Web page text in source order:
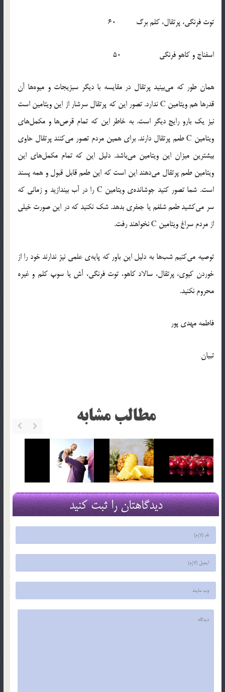
توت فرنگی، پرتقال، کلم برگ 60
اسفناج و کاهو فرنگی 50
همان طور که می‌بینید پرتقال در مقایسه با دیگر سبزیجات و میوه‌ها آن
قدرها هم ویتامین C ندارد. تصور این که پرتقال سرشار از این ویتامین است
نیز یک بارو رایج دیگر است. به خاطر این که تمام قرص‌ها و مکمل‌های
ویتامین C طعم پرتقال دارند. برای همین مردم تصور می‌کنند پرتقال حاوی
بیشترین میزان این ویتامین می‌باشد. دلیل این که تمام مکمل‌های این
ویتامین طعم پرتقال می‌دهند این است که این طعم قابل قبول و همه پسند
است. شما تصور کنید جوشانده‌ی ویتامین C را در آب بیندازید و زمانی که
سر می‌کشید طعم شلغم یا جعفری بدهد. شک نکنید که در این صورت خیلی
از مردم سراغ ویتامین C نخواهند رفت.
توصیه می‌کنیم شب‌ها به دلیل این باور که پایه‌ی علمی نیز ندارند خود را از
خوردن کیوی، پرتقال، سالاد کاهو، توت فرنگی، آش یا سوپ کلم و غیره
محروم نکنید.
فاطمه مهدی پور
تبیان
مطالب مشابه
دیدگاهتان را ثبت کنید